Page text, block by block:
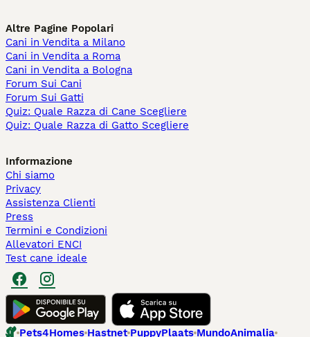
Altre Pagine Popolari
Cani in Vendita a Milano
Cani in Vendita a Roma
Cani in Vendita a Bologna
Forum Sui Cani
Forum Sui Gatti
Quiz: Quale Razza di Cane Scegliere
Quiz: Quale Razza di Gatto Scegliere
Informazione
Chi siamo
Privacy
Assistenza Clienti
Press
Termini e Condizioni
Allevatori ENCI
Test cane ideale
Pets4Homes Hastnet PuppyPlaats MundoAnimalia